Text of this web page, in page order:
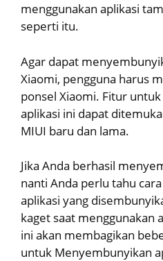
menggunakan aplikasi
seperti itu.
Agar dapat
Xiaomi, pengguna harus
ponsel Xiaomi. Fitur
aplikasi ini dapat
MIUI baru dan lama.
Jika Anda berhasil
nanti Anda perlu tahu
aplikasi yang
kaget saat menggunakan
ini akan membagikan
untuk Menyembunyikan